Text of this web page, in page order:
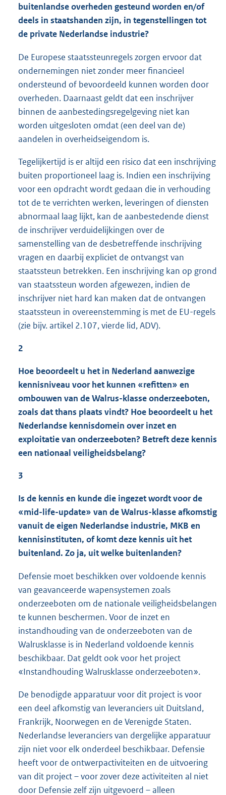
buitenlandse overheden gesteund worden en/of
deels in staatshanden zijn, in tegenstellingen tot
de private Nederlandse industrie?
De Europese staatssteunregels zorgen ervoor dat
ondernemingen niet zonder meer financieel
ondersteund of bevoordeeld kunnen worden door
overheden. Daarnaast geldt dat een inschrijver
binnen de aanbestedingsregelgeving niet kan
worden uitgesloten omdat (een deel van de)
aandelen in overheidseigendom is.
Tegelijkertijd is er altijd een risico dat een inschrijving
buiten proportioneel laag is. Indien een inschrijving
voor een opdracht wordt gedaan die in verhouding
tot de te verrichten werken, leveringen of diensten
abnormaal laag lijkt, kan de aanbestedende dienst
de inschrijver verduidelijkingen over de
samenstelling van de desbetreffende inschrijving
vragen en daarbij expliciet de ontvangst van
staatssteun betrekken. Een inschrijving kan op grond
van staatssteun worden afgewezen, indien de
inschrijver niet hard kan maken dat de ontvangen
staatssteun in overeenstemming is met de EU-regels
(zie bijv. artikel 2.107, vierde lid, ADV).
2
Hoe beoordeelt u het in Nederland aanwezige
kennisniveau voor het kunnen «refitten» en
ombouwen van de Walrus-klasse onderzeeboten,
zoals dat thans plaats vindt? Hoe beoordeelt u het
Nederlandse kennisdomein over inzet en
exploitatie van onderzeeboten? Betreft deze kennis
een nationaal veiligheidsbelang?
3
Is de kennis en kunde die ingezet wordt voor de
«mid-life-update» van de Walrus-klasse afkomstig
vanuit de eigen Nederlandse industrie, MKB en
kennisinstituten, of komt deze kennis uit het
buitenland. Zo ja, uit welke buitenlanden?
Defensie moet beschikken over voldoende kennis
van geavanceerde wapensystemen zoals
onderzeeboten om de nationale veiligheidsbelangen
te kunnen beschermen. Voor de inzet en
instandhouding van de onderzeeboten van de
Walrusklasse is in Nederland voldoende kennis
beschikbaar. Dat geldt ook voor het project
«Instandhouding Walrusklasse onderzeeboten».
De benodigde apparatuur voor dit project is voor
een deel afkomstig van leveranciers uit Duitsland,
Frankrijk, Noorwegen en de Verenigde Staten.
Nederlandse leveranciers van dergelijke apparatuur
zijn niet voor elk onderdeel beschikbaar. Defensie
heeft voor de ontwerpactiviteiten en de uitvoering
van dit project – voor zover deze activiteiten al niet
door Defensie zelf zijn uitgevoerd – alleen